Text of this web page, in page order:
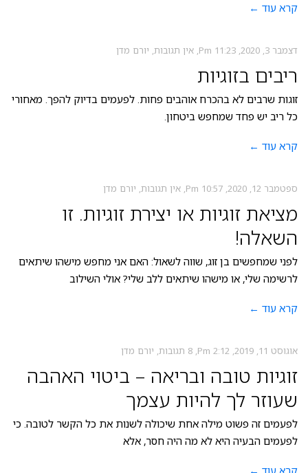
קרא עוד ←
דצמבר 3, 2020 11:23 Pm אין תגובות יורם מדן
ריבים בזוגיות
זוגות שרבים לא בהכרח אוהבים פחות. לפעמים בדיוק להפך. מאחורי
כל ריב יש פחד שמחפש ביטחון.
קרא עוד ←
ספטמבר 12, 2020 10:57 Pm אין תגובות יורם מדן
מציאת זוגיות או יצירת זוגיות. זו
השאלה!
לפני שמחפשים בן זוג, שווה לשאול: האם אני מחפש מישהו שיתאים
לרשימה שלי, או מישהו שיתאים ללב שלי? אולי השילוב
קרא עוד ←
אוגוסט 11, 2019 2:12 Pm 8 תגובות יורם מדן
זוגיות טובה ובריאה – ביטוי האהבה
שעוזר לך להיות עצמך
לפעמים זה פשוט מילה אחת שיכולה לשנות את כל הקשר לטובה. כי
לפעמים הבעיה היא לא מה היה חסר, אלא
קרא עוד ←